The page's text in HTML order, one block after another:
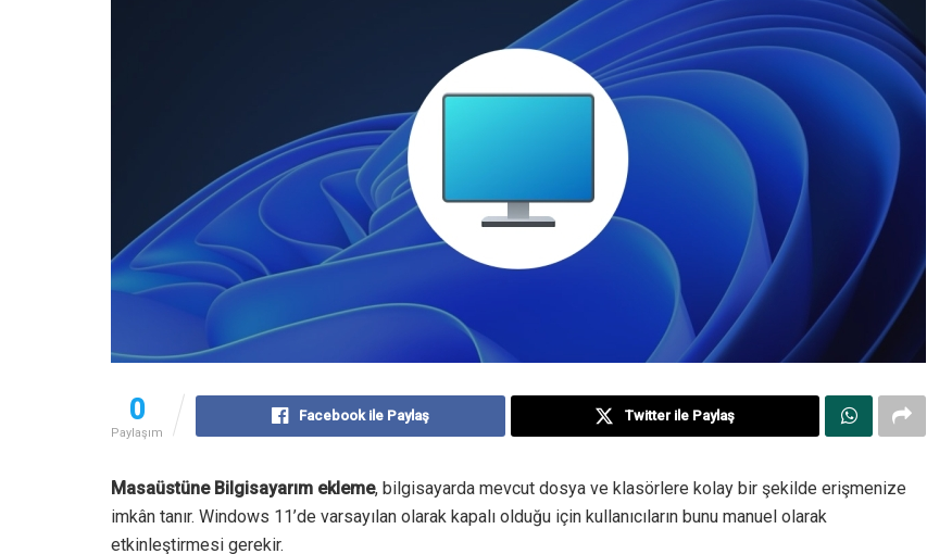
0
Paylaşım
Facebook ile Paylaş Twitter ile Paylaş
Masaüstüne Bilgisayarım ekleme, bilgisayarda mevcut dosya ve klasörlere kolay bir şekilde erişmenize
imkân tanır. Windows 11’de varsayılan olarak kapalı olduğu için kullanıcıların bunu manuel olarak
etkinleştirmesi gerekir.